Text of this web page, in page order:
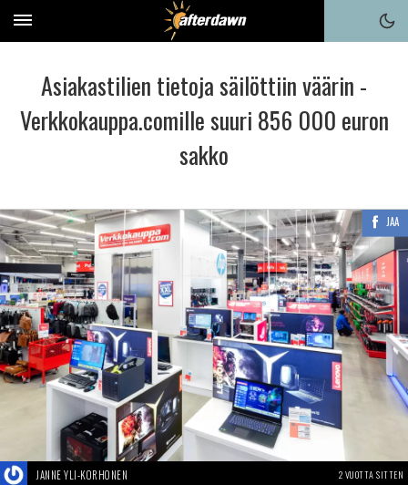
Asiakastilien tietoja säilöttiin väärin -
Verkkokauppa.comille suuri 856 000 euron
sakko
JAA
JANNE YLI-KORHONEN 2 VUOTTA SITTEN